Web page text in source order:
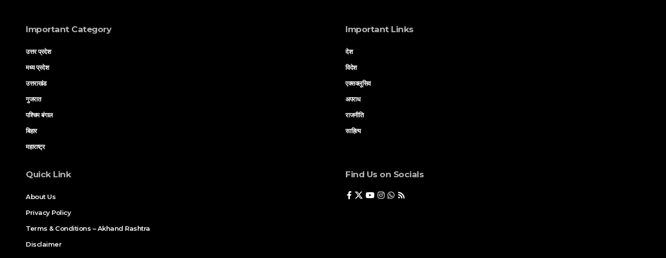
Important Category
उत्तर प्रदेश
मध्य प्रदेश
उत्तराखंड
गुजरात
पश्चिम बंगाल
बिहार
महाराष्ट्र
Important Links
देश
विदेश
एक्सक्लूसिव
अपराध
राजनीति
साहित्य
Quick Link
About Us
Privacy Policy
Terms & Conditions – Akhand Rashtra
Disclaimer
Find Us on Socials